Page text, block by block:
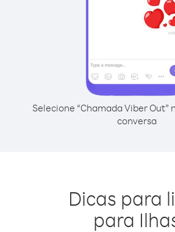
Selecione “Chamada Viber Out”
conversa
Dicas para
para